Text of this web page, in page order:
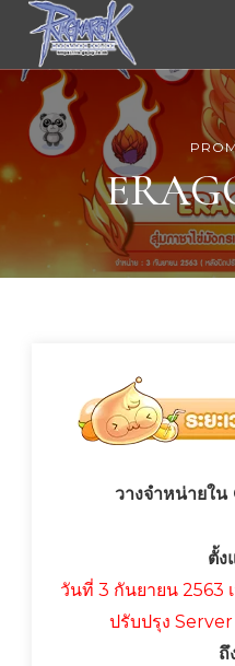
Ragnarok
วางจำหน่ายใน
ตั้ง
วันที่ 3 กันยายน 2563
ปรับปรุง
ถึ